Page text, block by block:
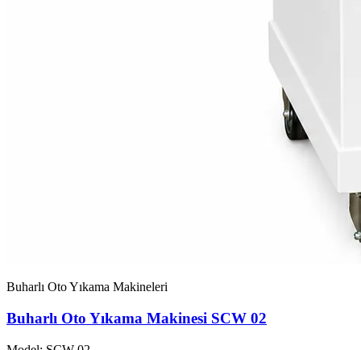
Buharlı Oto Yıkama Makineleri
Buharlı Oto Yıkama Makinesi SCW 02